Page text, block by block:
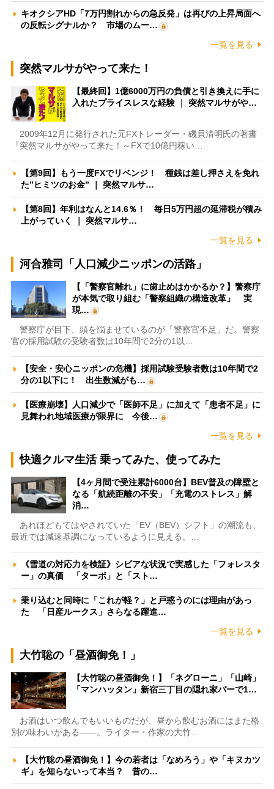
キオクシアHD「7万円割れからの急反発」は再びの上昇局面へ
の反転シグナルか？ 市場のムー…
一覧を見る
突然マルサがやって来た！
【最終回】1億6000万円の負債と引き換えに手に
入れたプライスレスな経験 ｜ 突然マルサがや…
2009年12月に発行された元FXトレーダー・磯貝清明氏の著書
『突然マルサがやって来た！～FXで10億円稼い…
【第9回】もう一度FXでリベンジ！ 種銭は差し押さえを免れ
た”ヒミツのお金” ｜ 突然マルサ…
【第8回】年利はなんと14.6％！ 毎日5万円超の延滞税が積み
上がっていく ｜ 突然マルサ…
一覧を見る
河合雅司「人口減少ニッポンの活路」
【「警察官離れ」に歯止めはかかるか？】警察庁
が本気で取り組む「警察組織の構造改革」 実
現…
警察庁が目下、頭を悩ませているのが「警察官不足」だ。警察
官の採用試験の受験者数は10年間で2分の1以…
【安全・安心ニッポンの危機】採用試験受験者数は10年間で2
分の1以下に！ 出生数減がも…
【医療崩壊】人口減少で「医師不足」に加えて「患者不足」に
見舞われ地域医療が限界に 今後…
一覧を見る
快適クルマ生活 乗ってみた、使ってみた
【4ヶ月間で受注累計6000台】BEV普及の障壁と
なる「航続距離の不安」「充電のストレス」解
消…
あれほどもてはやされていた「EV（BEV）シフト」の潮流も、
最近では減速基調になっているように見える。…
《雪道の対応力を検証》シビアな状況で実感した「フォレスタ
ー」の真価 「ターボ」と「スト…
乗り込むと同時に「これが軽？」と戸惑うのには理由があっ
た 「日産ルークス」さらなる躍進…
一覧を見る
大竹聡の「昼酒御免！」
【大竹聡の昼酒御免！】「ネグローニ」「山崎」
「マンハッタン」新宿三丁目の隠れ家バーで1…
お酒はいつ飲んでもいいものだが、昼から飲むお酒にはまた格
別の味わいがある――。ライター・作家の大竹…
【大竹聡の昼酒御免！】今の若者は「なめろう」や「キヌカツ
ギ」を知らないって本当？ 昔の…